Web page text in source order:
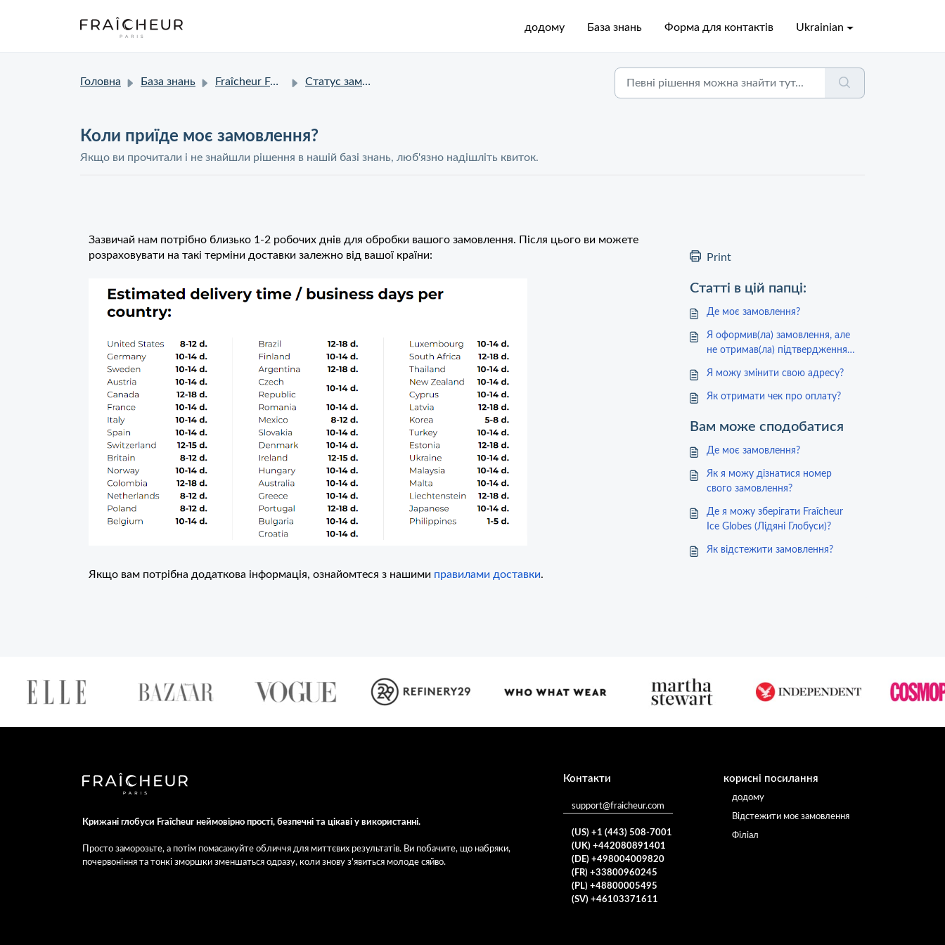
додому База знань Форма для контактів Ukrainian
Головна База знань Fraîcheur FAQ Статус замовлення та доставки
Коли приїде моє замовлення?
Якщо ви прочитали і не знайшли рішення в нашій базі знань, люб'язно надішліть квиток.
Зазвичай нам потрібно близько 1-2 робочих днів для обробки вашого замовлення. Після цього ви можете
розраховувати на такі терміни доставки залежно від вашої країни:
Якщо вам потрібна додаткова інформація, ознайомтеся з нашими правилами доставки.
Print
Статті в цій папці:
Де моє замовлення?
Я оформив(ла) замовлення, але
не отримав(ла) підтвердження
Я можу змінити свою адресу?
Як отримати чек про оплату?
Вам може сподобатися
Де моє замовлення?
Як я можу дізнатися номер
свого замовлення?
Де я можу зберігати Fraîcheur
Ice Globes (Лідяні Глобуси)?
Як відстежити замовлення?
Крижані глобуси Fraîcheur неймовірно прості, безпечні та цікаві у використанні.
Просто заморозьте, а потім помасажуйте обличчя для миттєвих результатів. Ви побачите, що набряки,
почервоніння та тонкі зморшки зменшаться одразу, коли знову з’явиться молоде сяйво.
Контакти
support@fraicheur.com
(US) +1 (443) 508-7001
(UK) +442080891401
(DE) +498004009820
(FR) +33800960245
(PL) +48800005495
(SV) +46103371611
корисні посилання
додому
Відстежити моє замовлення
Філіал